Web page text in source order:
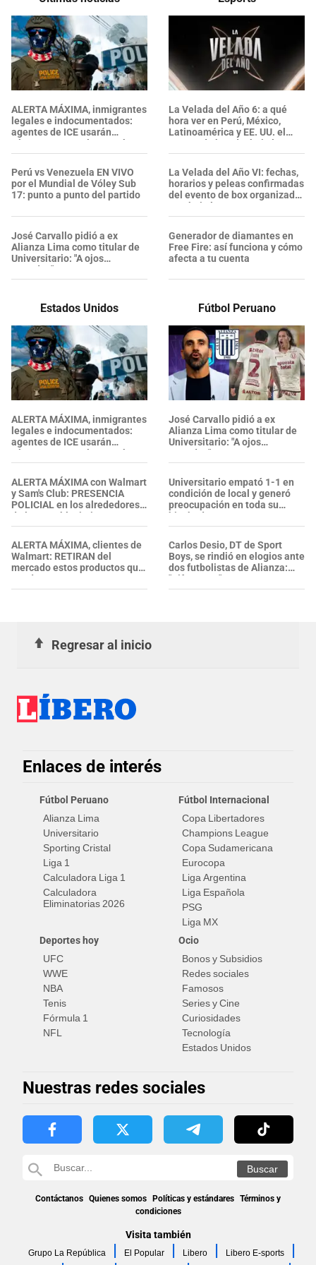
ALERTA MÁXIMA, inmigrantes
legales e indocumentados:
agentes de ICE usarán
cámaras corporales, ¿qué se
sabe sobre su nueva política?
Perú vs Venezuela EN VIVO
por el Mundial de Vóley Sub
17: punto a punto del partido
José Carvallo pidió a ex
Alianza Lima como titular de
Universitario: "A ojos
cerrados"
La Velada del Año 6: a qué
hora ver en Perú, México,
Latinoamérica y EE. UU. el
evento de box de Ibai Llanos
La Velada del Año VI: fechas,
horarios y peleas confirmadas
del evento de box organizado
por Ibai Llanos
Generador de diamantes en
Free Fire: así funciona y cómo
afecta a tu cuenta
Estados Unidos
ALERTA MÁXIMA, inmigrantes
legales e indocumentados:
agentes de ICE usarán
cámaras corporales, ¿qué se
sabe sobre su nueva política?
ALERTA MÁXIMA con Walmart
y Sam's Club: PRESENCIA
POLICIAL en los alrededores
de los establecimientos en
esta zona, ¿se confirmaron
ALERTA MÁXIMA, clientes de
Walmart: RETIRAN del
mercado estos productos que
puedes encontrar en tu
cocina, garajes y armarios
Fútbol Peruano
José Carvallo pidió a ex
Alianza Lima como titular de
Universitario: "A ojos
cerrados"
Universitario empató 1-1 en
condición de local y generó
preocupación en toda su
hinchada
Carlos Desio, DT de Sport
Boys, se rindió en elogios ante
dos futbolistas de Alianza:
"Diferentes"
Regresar al inicio
Enlaces de interés
Fútbol Peruano
Alianza Lima
Universitario
Sporting Cristal
Liga 1
Calculadora Liga 1
Calculadora
Eliminatorias 2026
Fútbol Internacional
Copa Libertadores
Champions League
Copa Sudamericana
Eurocopa
Liga Argentina
Liga Española
PSG
Liga MX
Deportes hoy
UFC
WWE
NBA
Tenis
Fórmula 1
NFL
Ocio
Bonos y Subsidios
Redes sociales
Famosos
Series y Cine
Curiosidades
Tecnología
Estados Unidos
Nuestras redes sociales
Contáctanos Quienes somos Políticas y estándares Términos y
condiciones
Visita también
Grupo La República El Popular Libero Libero E-sports